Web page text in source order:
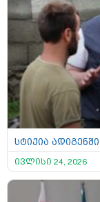
სტიქია ადიგენში
ივლისი 24, 2026